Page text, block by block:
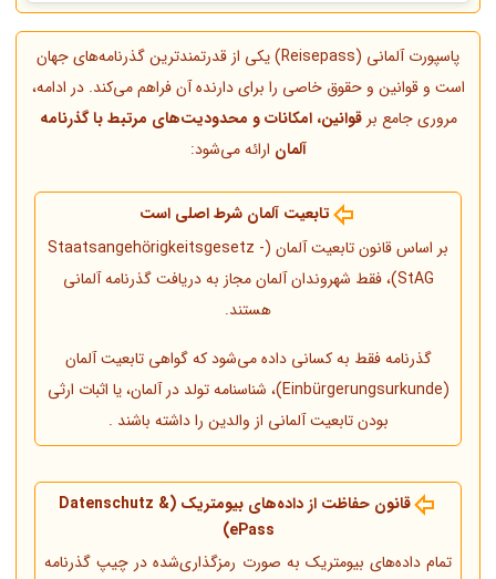
پاسپورت آلمانی (Reisepass) یکی از قدرتمندترین گذرنامه‌های جهان
است و قوانین و حقوق خاصی را برای دارنده آن فراهم می‌کند. در ادامه،
مروری جامع برقوانین، امکانات و محدودیت‌های مرتبط با گذرنامه
آلمان ارائه می‌شود:
تابعیت آلمان شرط اصلی است
بر اساس قانون تابعیت آلمان (Staatsangehörigkeitsgesetz -
StAG)، فقط شهروندان آلمان مجاز به دریافت گذرنامه آلمانی
هستند.
گذرنامه فقط به کسانی داده می‌شود که گواهی تابعیت آلمان
(Einbürgerungsurkunde)، شناسنامه تولد در آلمان، یا اثبات ارثی
بودن تابعیت آلمانی از والدین را داشته باشند .
قانون حفاظت از داده‌های بیومتریک (Datenschutz &
ePass)
تمام داده‌های بیومتریک به صورت رمزگذاری‌شده در چیپ گذرنامه